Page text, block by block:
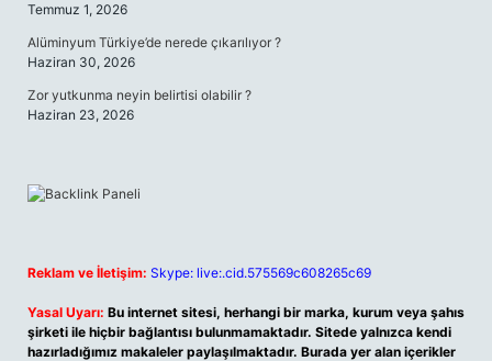
Temmuz 1, 2026
Alüminyum Türkiye’de nerede çıkarılıyor ?
Haziran 30, 2026
Zor yutkunma neyin belirtisi olabilir ?
Haziran 23, 2026
Reklam ve İletişim: Skype: live:.cid.575569c608265c69
Yasal Uyarı: Bu internet sitesi, herhangi bir marka, kurum veya şahıs
şirketi ile hiçbir bağlantısı bulunmamaktadır. Sitede yalnızca kendi
hazırladığımız makaleler paylaşılmaktadır. Burada yer alan içerikler